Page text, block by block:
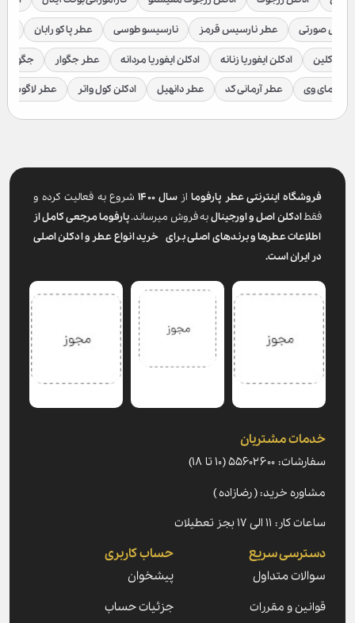
صورتی عطر نارسیس قرمز نارسیسو طوسی عطر پاکو رابان
کلین ادکلن ایفوریا زنانه ادکلن ایفوریا مردانه عطر جگوار جگوار
عطر مای وی عطر آرمانی کد عطر دانهیل ادکلن کول واتر عطر لاگوست
فروشگاه اینترنتی عطر پارفوما از سال ۱۴۰۰
شروع به فعالیت کرده و
فقطادکلن اصل و اورجینالبه فروش میرساند.پارفومامرجعی کامل از
اطلاعات عطرها و برندهای اصلی برای خرید انواع عطر و ادکلن اصلی
در ایران است.
خدمات مشتریان
سفارشات: ۵۵۶۰۲۶۰۰ (۱۰ تا ۱۸)
مشاوره خرید: ( رضازاده )
ساعات کار: ۱۱ الی ۱۷ بجز تعطیلات
دسترسی سریع
سوالات متداول
قوانین و مقررات
حساب کاربری
پیشخوان
جزئیات حساب